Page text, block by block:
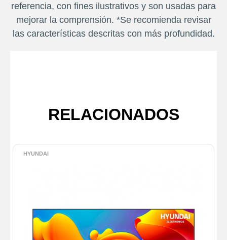
referencia, con fines ilustrativos y son usadas para
mejorar la comprensión. *Se recomienda revisar
las características descritas con más profundidad.
RELACIONADOS
HYUNDAI